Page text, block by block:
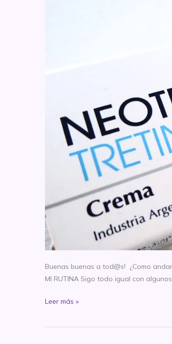
Buenas buenas a tod@s! ¿Como
MI RUTINA Sigo todo igual con
Dulce
anti-
Leer más »